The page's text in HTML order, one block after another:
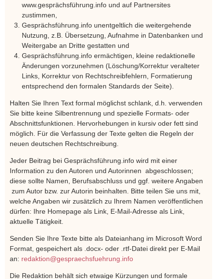
www.gesprächsführung.info und auf Partnersites
zustimmen,
Gesprächsführung.info unentgeltlich die weitergehende
Nutzung, z.B. Übersetzung, Aufnahme in Datenbanken und
Weitergabe an Dritte gestatten und
Gesprächsführung.info ermächtigen, kleine redaktionelle
Änderungen vorzunehmen (Löschung/Korrektur veralteter
Links, Korrektur von Rechtschreibfehlern, Formatierung
entsprechend den formalen Standards der Seite).
Halten Sie Ihren Text formal möglichst schlank, d.h. verwenden
Sie bitte keine Silbentrennung und spezielle Formats- oder
Abschnittsfunktionen. Hervorhebungen in kursiv oder fett sind
möglich. Für die Verfassung der Texte gelten die Regeln der
neuen deutschen Rechtschreibung.
Jeder Beitrag bei Gesprächsführung.info wird mit einer
Information zu den Autoren und Autorinnen abgeschlossen;
diese sollte Namen, Berufsabschluss und ggf. weitere Angaben
zum Autor bzw. zur Autorin beinhalten. Bitte teilen Sie uns mit,
welche Angaben wir zusätzlich zu Ihrem Namen veröffentlichen
dürfen: Ihre Homepage als Link, E-Mail-Adresse als Link,
aktuelle Tätigkeit.
Senden Sie Ihre Texte bitte als Dateianhang im Microsoft Word
Format, gespeichert als .docx- oder .rtf-Datei direkt per E-Mail
an: redaktion@gespraechsfuehrung.info
Die Redaktion behält sich etwaige Kürzungen und formale